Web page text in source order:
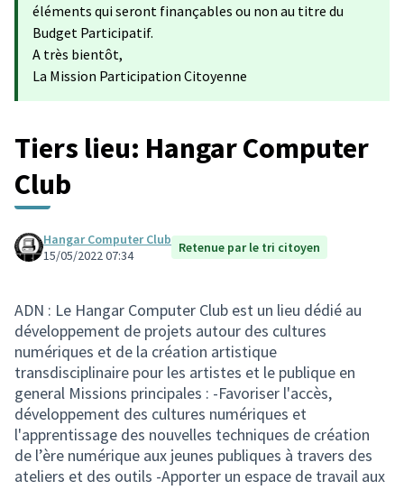
éléments qui seront finançables ou non au titre du
Budget Participatif.
A très bientôt,
La Mission Participation Citoyenne
Tiers lieu: Hangar Computer
Club
Hangar Computer Club
15/05/2022 07:34
Retenue par le tri citoyen
ADN : Le Hangar Computer Club est un lieu dédié au
développement de projets autour des cultures
numériques et de la création artistique
transdisciplinaire pour les artistes et le publique en
general Missions principales : -Favoriser l'accès,
développement des cultures numériques et
l'apprentissage des nouvelles techniques de création
de l’ère numérique aux jeunes publiques à travers des
ateliers et des outils -Apporter un espace de travail aux